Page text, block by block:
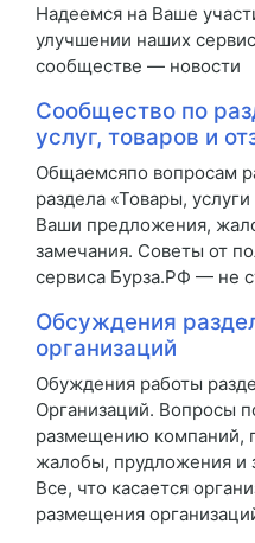
Надеемся на Ваше
улучшении наших
сообществе — новости
Сообщество по
услуг, товаров и
Общаемсяпо вопросам
раздела «Товары,
Ваши предложения,
замечания. Советы от
сервиса Бурза.РФ — не
Обсуждения
организаций
Обуждения работы
Организаций. Вопросы
размещению компаний,
жалобы, прудложения и
Все, что касается
размещения